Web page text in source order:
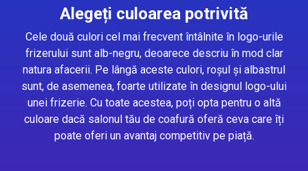
Alegeți culoarea potrivită
Cele două culori cel mai frecvent întâlnite în logo-urile
frizerului sunt alb-negru, deoarece descriu în mod clar
natura afacerii. Pe lângă aceste culori, roșul și albastrul
sunt, de asemenea, foarte utilizate în designul logo-ului
unei frizerie. Cu toate acestea, poți opta pentru o altă
culoare dacă salonul tău de coafură oferă ceva care îți
poate oferi un avantaj competitiv pe piață.